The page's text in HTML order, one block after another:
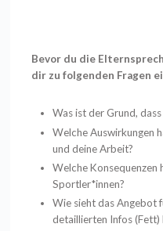
Bevor du die
dir zu folgenden Fragen
Was ist der Grund,
Welche Auswirkungen
und deine Arbeit?
Welche Konsequenzen
Sportler*innen?
Wie sieht das Angebot
detaillierten Infos (Fett)